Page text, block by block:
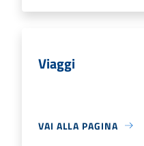
Viaggi
VAI ALLA PAGINA